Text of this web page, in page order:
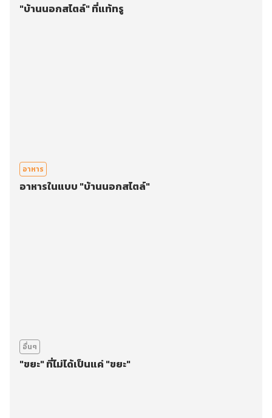
"บ้านนอกสไตล์" ที่แท้ทรู
อาหาร
อาหารในแบบ "บ้านนอกสไตล์"
อื่นๆ
"ขยะ" ที่ไม่ได้เป็นแค่ "ขยะ"